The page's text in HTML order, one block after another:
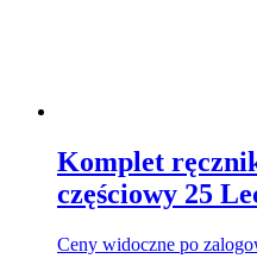
Komplet
częściowy 25
Ceny widoczne po